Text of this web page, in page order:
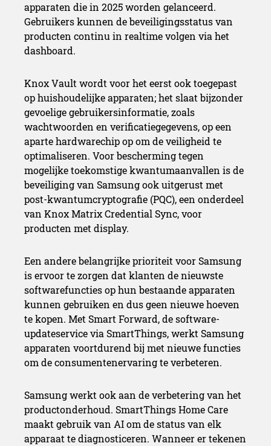
apparaten die in 2025 worden gelanceerd.
Gebruikers kunnen de beveiligingsstatus van
producten continu in realtime volgen via het
dashboard.
Knox Vault wordt voor het eerst ook toegepast
op huishoudelijke apparaten; het slaat bijzonder
gevoelige gebruikersinformatie, zoals
wachtwoorden en verificatiegegevens, op een
aparte hardwarechip op om de veiligheid te
optimaliseren. Voor bescherming tegen
mogelijke toekomstige kwantumaanvallen is de
beveiliging van Samsung ook uitgerust met
post-kwantumcryptografie (PQC), een onderdeel
van Knox Matrix Credential Sync, voor
producten met display.
Een andere belangrijke prioriteit voor Samsung
is ervoor te zorgen dat klanten de nieuwste
softwarefuncties op hun bestaande apparaten
kunnen gebruiken en dus geen nieuwe hoeven
te kopen. Met Smart Forward, de software-
updateservice via SmartThings, werkt Samsung
apparaten voortdurend bij met nieuwe functies
om de consumentenervaring te verbeteren.
Samsung werkt ook aan de verbetering van het
productonderhoud. SmartThings Home Care
maakt gebruik van AI om de status van elk
apparaat te diagnosticeren. Wanneer er tekenen